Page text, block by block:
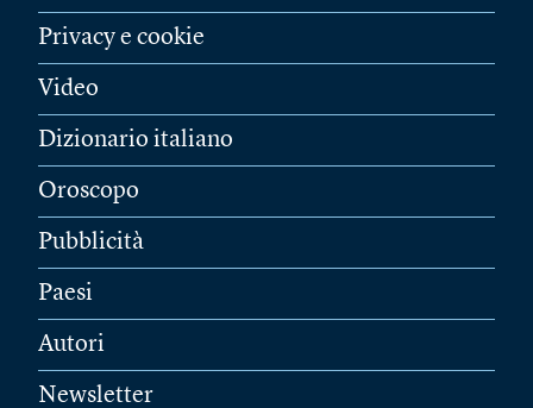
Privacy e cookie
Video
Dizionario italiano
Oroscopo
Pubblicità
Paesi
Autori
Newsletter